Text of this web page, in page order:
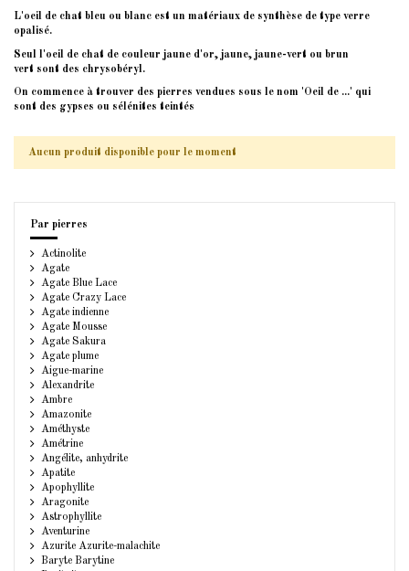
L'oeil de chat bleu ou blanc est un matériaux de synthèse de type verre
opalisé.
Seul l'oeil de chat de couleur jaune d'or, jaune, jaune-vert ou brun
vert sont des chrysobéryl.
On commence à trouver des pierres vendues sous le nom 'Oeil de ...' qui
sont des gypses ou sélénites teintés
Aucun produit disponible pour le moment
Par pierres
Actinolite
Agate
Agate Blue Lace
Agate Crazy Lace
Agate indienne
Agate Mousse
Agate Sakura
Agate plume
Aigue-marine
Alexandrite
Ambre
Amazonite
Améthyste
Amétrine
Angélite, anhydrite
Apatite
Apophyllite
Aragonite
Astrophyllite
Aventurine
Azurite Azurite-malachite
Baryte Barytine